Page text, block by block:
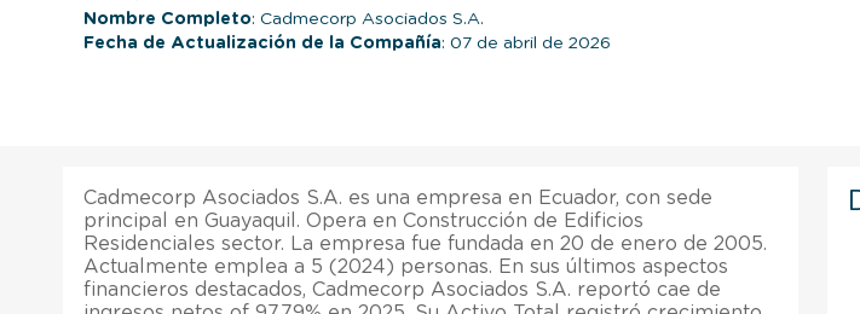
Nombre Completo: Cadmecorp Asociados S.A.
Fecha de Actualización de la Compañía: 07 de abril de 2026
Cadmecorp Asociados S.A. es una empresa en Ecuador, con sede
principal en Guayaquil. Opera en Construcción de Edificios
Residenciales sector. La empresa fue fundada en 20 de enero de 2005.
Actualmente emplea a 5 (2024) personas. En sus últimos aspectos
financieros destacados, Cadmecorp Asociados S.A. reportó cae de